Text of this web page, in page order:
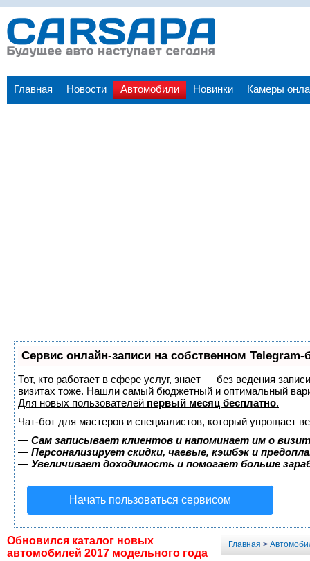
Главная Новости Автомобили Новинки Камеры
Сервис онлайн-записи на собственном Telegram-
Тот, кто работает в сфере услуг, знает — без ведения
визитах тоже. Нашли самый бюджетный и оптимальный
Для новых пользователей первый месяц бесплатно.
Чат-бот для мастеров и специалистов, который упрощает
— Сам записывает клиентов и напоминает им о
— Персонализирует скидки, чаевые, кэшбэк и
— Увеличивает доходимость и помогает больше
Начать пользоваться сервисом
Обновился каталог новых
автомобилей 2017 модельного года
Главная >